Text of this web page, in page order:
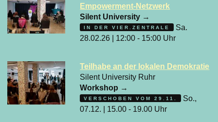
Empowerment-Netzwerk
Silent University →
IN DER VIER.ZENTRALE
Sa.
28.02.26 | 12:00 - 15:00 Uhr
Teilhabe an der lokalen Demokratie
Silent University Ruhr
Workshop →
VERSCHOBEN VOM 29.11.
So.,
07.12. | 15.00 - 19.00 Uhr